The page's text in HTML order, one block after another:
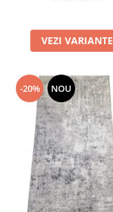
VEZI VARIANTE
-20% NOU